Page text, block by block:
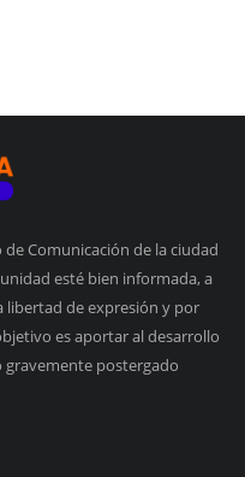
Comunicación de la ciudad
esté bien informada, a
libertad de expresión y por
es aportar al desarrollo
gravemente postergado